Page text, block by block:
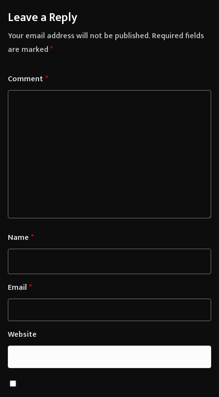
Leave a Reply
Your email address will not be published.Required fields
are marked*
Comment*
Name*
Email*
Website